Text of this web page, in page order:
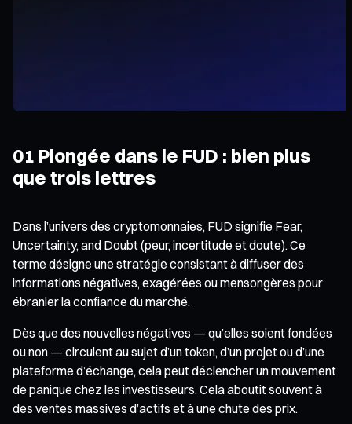
01 Plongée dans le FUD : bien plus
que trois lettres
Dans l’univers des cryptomonnaies, FUD signifie Fear,
Uncertainty, and Doubt (peur, incertitude et doute). Ce
terme désigne une stratégie consistant à diffuser des
informations négatives, exagérées ou mensongères pour
ébranler la confiance du marché.
Dès que des nouvelles négatives — qu’elles soient fondées
ou non — circulent au sujet d’un token, d’un projet ou d’une
plateforme d’échange, cela peut déclencher un mouvement
de panique chez les investisseurs. Cela aboutit souvent à
des ventes massives d’actifs et à une chute des prix.